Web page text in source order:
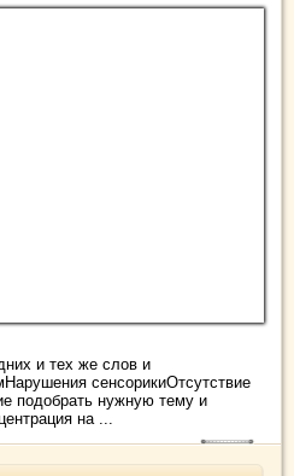
и тех же слов и
сенсорикиОтсутствие
подобрать нужную тему и
на ...